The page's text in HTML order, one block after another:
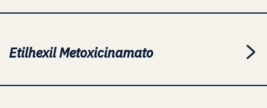
Etilhexil Metoxicinamato